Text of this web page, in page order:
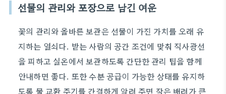
선물의 관리와 포장으로 남긴 여운
꽃의 관리와 올바른 보관은 선물이 가진 가치를 오래 유
지하는 열쇠다. 받는 사람의 공간 조건에 맞춰 직사광선
을 피하고 실온에서 보관하도록 간단한 관리 팁을 함께
안내하면 좋다. 또한 수분 공급이 가능한 상태를 유지하
도록 물 교환 주기를 간결하게 알려 주면 작은 배려가 큰